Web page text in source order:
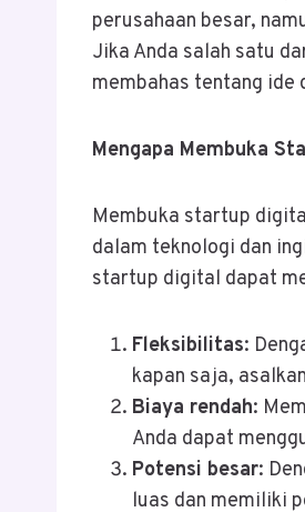
perusahaan besar,
Jika Anda salah satu
membahas tentang
Mengapa Membuka
Membuka startup
dalam teknologi dan
startup digital dapat
Fleksibilitas:
kapan saja,
Biaya rendah:
Anda dapat
Potensi besar:
luas dan memiliki